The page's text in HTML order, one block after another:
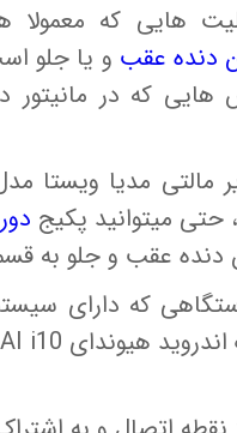
هایی که معمولا
دنده عقب و یا جلو
هایی که در مانیتور
حتی میتوانید پکیج
دنده عقب و جلو به
که دارای